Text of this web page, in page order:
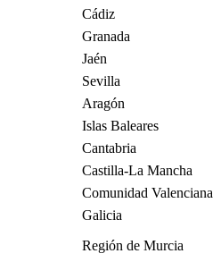
Cádiz
Granada
Jaén
Sevilla
Aragón
Islas Baleares
Cantabria
Castilla-La Mancha
Comunidad Valenciana
Galicia
Región de Murcia